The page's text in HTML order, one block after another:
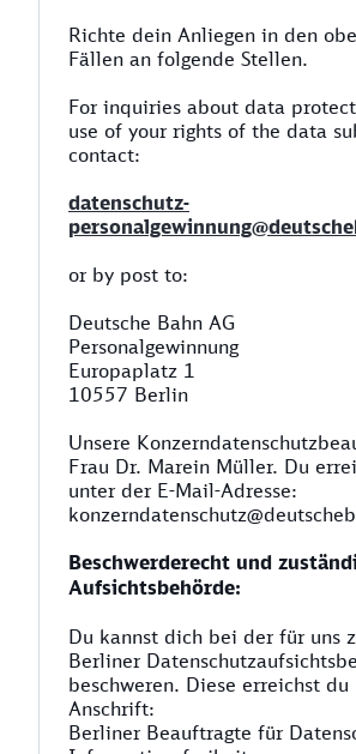
Richte dein Anliegen in den
Fällen an folgende Stellen.
For inquiries about data
use of your rights of the data
contact:
datenschutz-
or by post to:
Deutsche Bahn AG
Personalgewinnung
Europaplatz 1
10557 Berlin
Unsere
Frau Dr. Marein Müller. Du
unter der E-Mail-Adresse:
Beschwerderecht und
Aufsichtsbehörde:
Du kannst dich bei der für uns
Berliner
beschweren. Diese erreichst
Anschrift:
Berliner Beauftragte für